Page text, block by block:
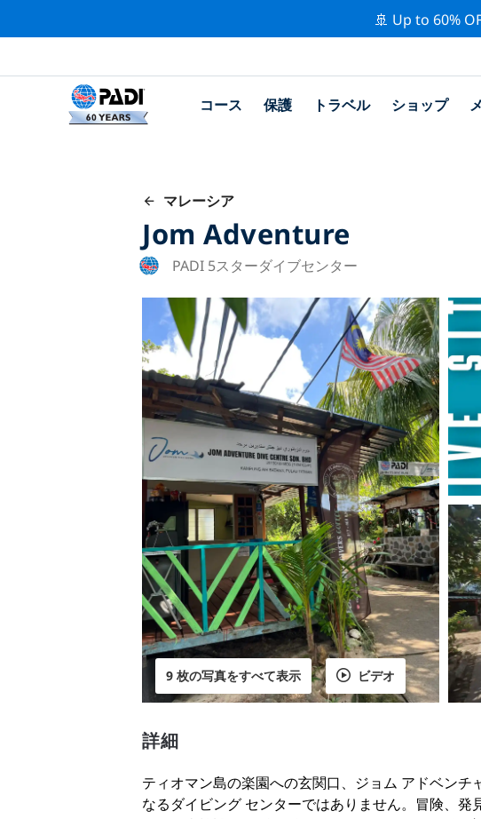
🚢 Up to 60%
コース 保護 トラベル ショップ
マレーシア
Jom Adventure
PADI 5スターダイブセンター
9 枚の写真をすべて表示 ビデオ
詳細
ティオマン島の楽園への玄関口、 ジョム アドベンチ
なるダイビング センターではありません。冒険、